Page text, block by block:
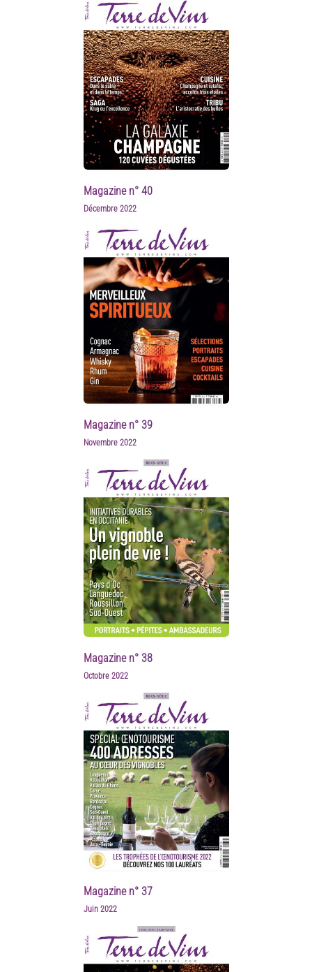
Magazine n° 40
Décembre 2022
Magazine n° 39
Novembre 2022
Magazine n° 38
Octobre 2022
Magazine n° 37
Juin 2022